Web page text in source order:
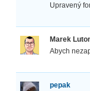
Upravený
Marek
Abych
pepak